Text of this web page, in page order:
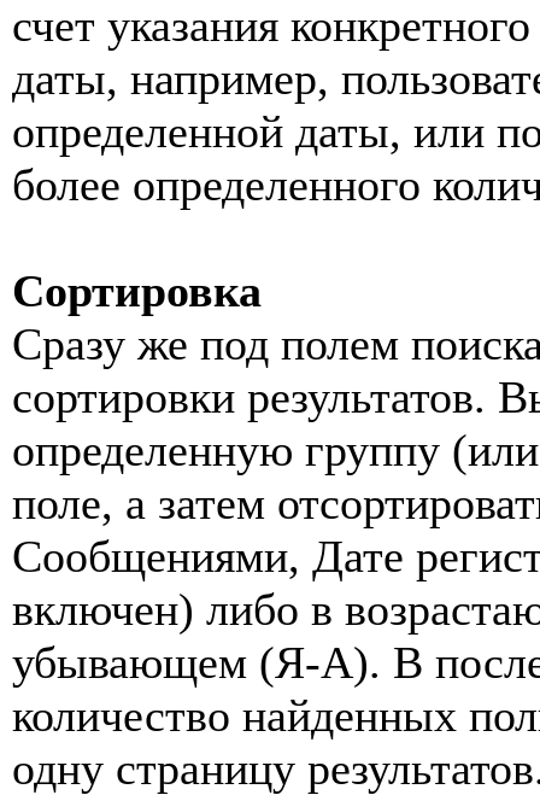
счет указания
даты, например,
определенной даты, или
более определенного
Сортировка
Сразу же под полем
сортировки результатов.
определенную группу
поле, а затем
Сообщениями, Дате
включен) либо в
убывающем (Я-А). В
количество найденных
одну страницу